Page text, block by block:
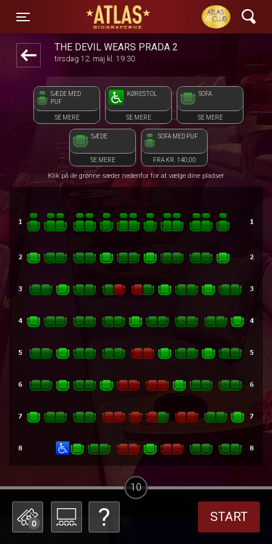
Toggle navigation
ATLAS Biograferne
THE DEVIL WEARS PRADA 2
tirsdag 12. maj kl. 19:30
SÆDE MED
PUF
SE MERE
KØRESTOL
SE MERE
SOFA
SE MERE
SÆDE
SE MERE
SOFA MED PUF
FRA KR. 140,00
Klik på de grønne sæder nedenfor for at vælge dine pladser
0 START
10
front05-temp 115829